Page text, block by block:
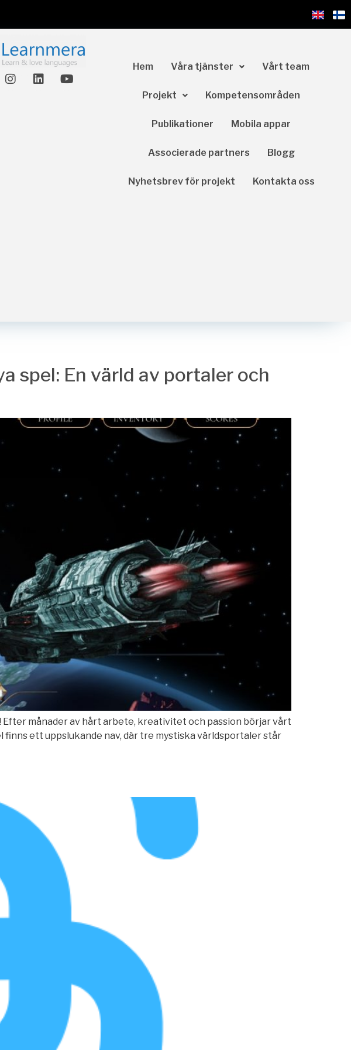
Hem Våra tjänster Vårt team
Projekt Kompetensområden
Publikationer Mobila appar
Associerade partners Blogg
Nyhetsbrev för projekt Kontakta oss
spel: En värld av portaler och
månader av hårt arbete, kreativitet och passion börjar vårt
ett uppslukande nav, där tre mystiska världsportaler står